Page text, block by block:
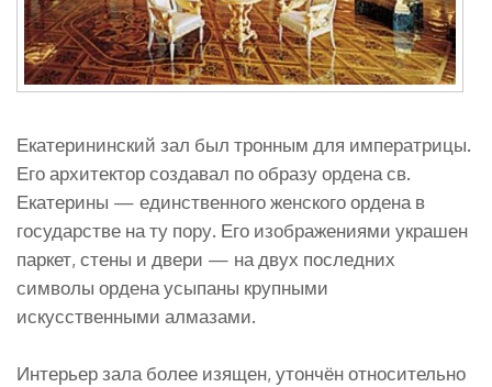
Екатерининский зал был тронным для императрицы.
Его архитектор создавал по образу ордена св.
Екатерины — единственного женского ордена в
государстве на ту пору. Его изображениями украшен
паркет, стены и двери — на двух последних
символы ордена усыпаны крупными
искусственными алмазами.
Интерьер зала более изящен, утончён относительно